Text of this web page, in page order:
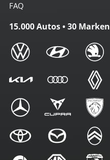
FAQ
15.000 Autos • 30 Marken